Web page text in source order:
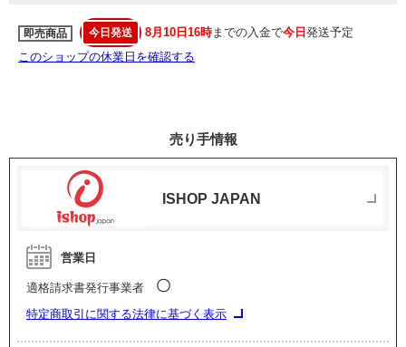
即売商品 今日発送 8月10日16時までの入金で今日 発送予定
このショップの休業日を確認する
売り手情報
ISHOP JAPAN
営業日
適格請求書発行事業者 〇
特定商取引に関する法律に基づく表示